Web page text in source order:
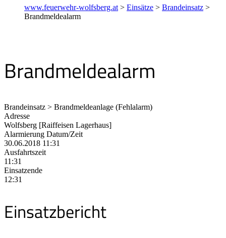
www.feuerwehr-wolfsberg.at > Einsätze > Brandeinsatz >
Brandmeldealarm
Brandmeldealarm
Brandeinsatz > Brandmeldeanlage (Fehlalarm)
Adresse
Wolfsberg [Raiffeisen Lagerhaus]
Alarmierung Datum/Zeit
30.06.2018 11:31
Ausfahrtszeit
11:31
Einsatzende
12:31
Einsatzbericht